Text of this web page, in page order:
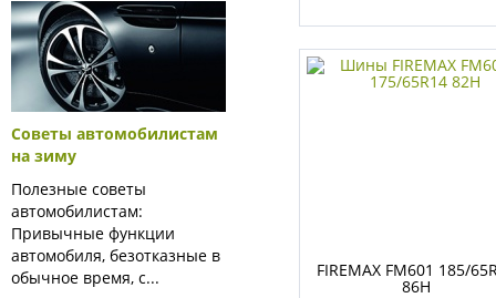
Советы автомобилистам
на зиму
Полезные советы
автомобилистам:
Привычные функции
автомобиля, безотказные в
обычное время, с...
FIREMAX FM601 185/
86H